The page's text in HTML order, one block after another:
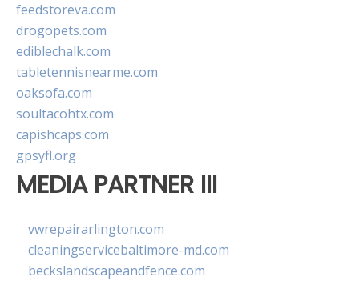
feedstoreva.com
drogopets.com
ediblechalk.com
tabletennisnearme.com
oaksofa.com
soultacohtx.com
capishcaps.com
gpsyfl.org
MEDIA PARTNER III
vwrepairarlington.com
cleaningservicebaltimore-md.com
beckslandscapeandfence.com